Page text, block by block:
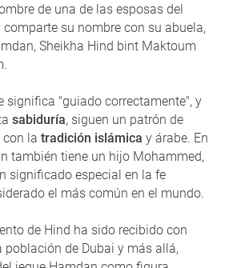
de una de las esposas del
comparte su nombre con su abuela,
Sheikha Hind bint Maktoum
significa "guiado correctamente", y
sabiduría, siguen un patrón de
con la tradición islámica y árabe. En
también tiene un hijo Mohammed,
significado especial en la fe
el más común en el mundo.
de Hind ha sido recibido con
población de Dubai y más allá,